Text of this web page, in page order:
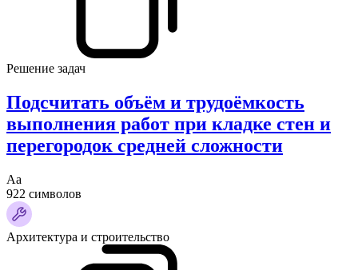
Решение задач
Подсчитать объём и трудоёмкость
выполнения работ при кладке стен и
перегородок средней сложности
Аа
922 символов
Архитектура и строительство